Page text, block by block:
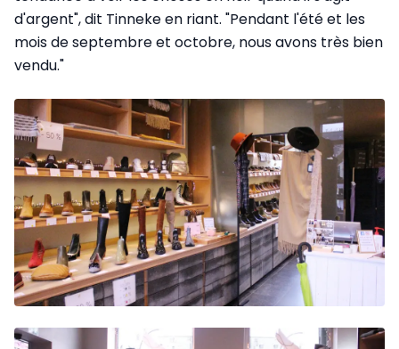
d'argent", dit Tinneke en riant. "Pendant l'été et les
mois de septembre et octobre, nous avons très bien
vendu."